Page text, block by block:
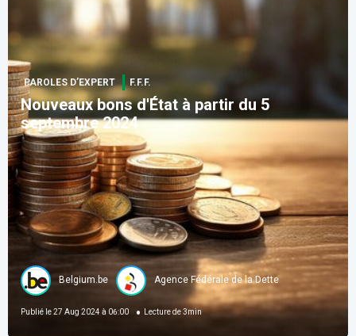
PAROLES D’EXPERT F.F.F.
Nouveaux bons d'État à partir du 5
septembre 2024
Belgium.be Agence Fédérale de la Dette
Publié le27 Aug 2024 à 06:00 Lecture de 3min